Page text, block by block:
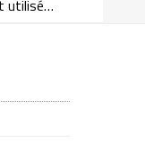
utilisé…